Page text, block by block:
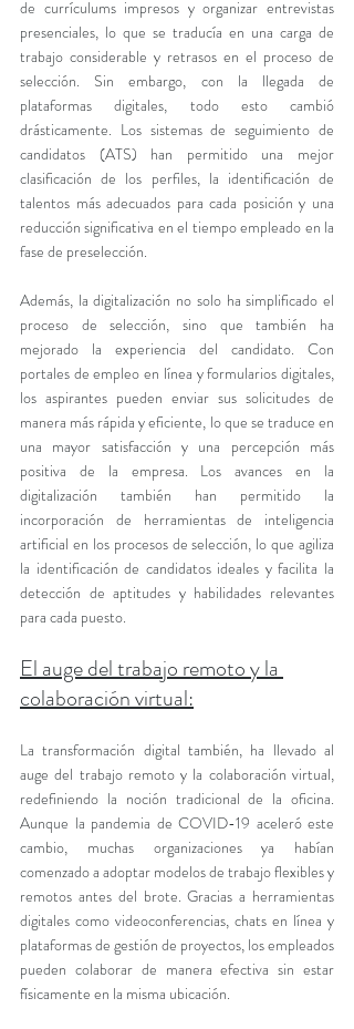
de currículums impresos y organizar entrevistas
presenciales, lo que se traducía en una carga de
trabajo considerable y retrasos en el proceso de
selección. Sin embargo, con la llegada de
plataformas digitales, todo esto cambió
drásticamente. Los sistemas de seguimiento de
candidatos (ATS) han permitido una mejor
clasificación de los perfiles, la identificación de
talentos más adecuados para cada posición y una
reducción significativa en el tiempo empleado en la
fase de preselección.
Además, la digitalización no solo ha simplificado el
proceso de selección, sino que también ha
mejorado la experiencia del candidato. Con
portales de empleo en línea y formularios digitales,
los aspirantes pueden enviar sus solicitudes de
manera más rápida y eficiente, lo que se traduce en
una mayor satisfacción y una percepción más
positiva de la empresa. Los avances en la
digitalización también han permitido la
incorporación de herramientas de inteligencia
artificial en los procesos de selección, lo que agiliza
la identificación de candidatos ideales y facilita la
detección de aptitudes y habilidades relevantes
para cada puesto.
El auge del trabajo remoto y la
colaboración virtual:
La transformación digital también, ha llevado al
auge del trabajo remoto y la colaboración virtual,
redefiniendo la noción tradicional de la oficina.
Aunque la pandemia de COVID-19 aceleró este
cambio, muchas organizaciones ya habían
comenzado a adoptar modelos de trabajo flexibles y
remotos antes del brote. Gracias a herramientas
digitales como videoconferencias, chats en línea y
plataformas de gestión de proyectos, los empleados
pueden colaborar de manera efectiva sin estar
físicamente en la misma ubicación.